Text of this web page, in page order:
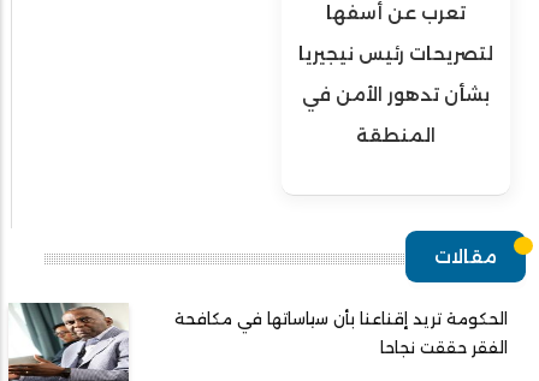
تعرب عن أسفها
لتصريحات رئيس نيجيريا
بشأن تدهور الأمن في
المنطقة
مقالات
الحكومة تريد إقناعنا بأن سياساتها في مكافحة
الفقر حققت نجاحا